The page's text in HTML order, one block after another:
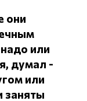
они
или
думал -
или
заняты